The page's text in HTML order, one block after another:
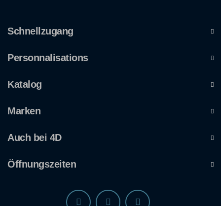
Schnellzugang
Personnalisations
Katalog
Marken
Auch bei 4D
Öffnungszeiten